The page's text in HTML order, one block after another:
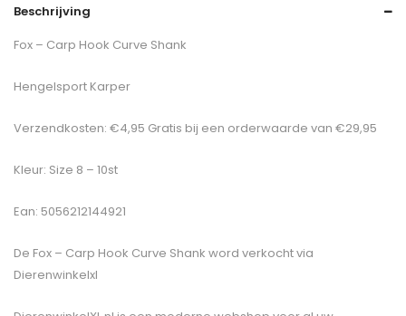
Beschrijving
Fox – Carp Hook Curve Shank
Hengelsport Karper
Verzendkosten: €4,95 Gratis bij een orderwaarde van €29,95
Kleur: Size 8 – 10st
Ean: 5056212144921
De Fox – Carp Hook Curve Shank word verkocht via
Dierenwinkelxl